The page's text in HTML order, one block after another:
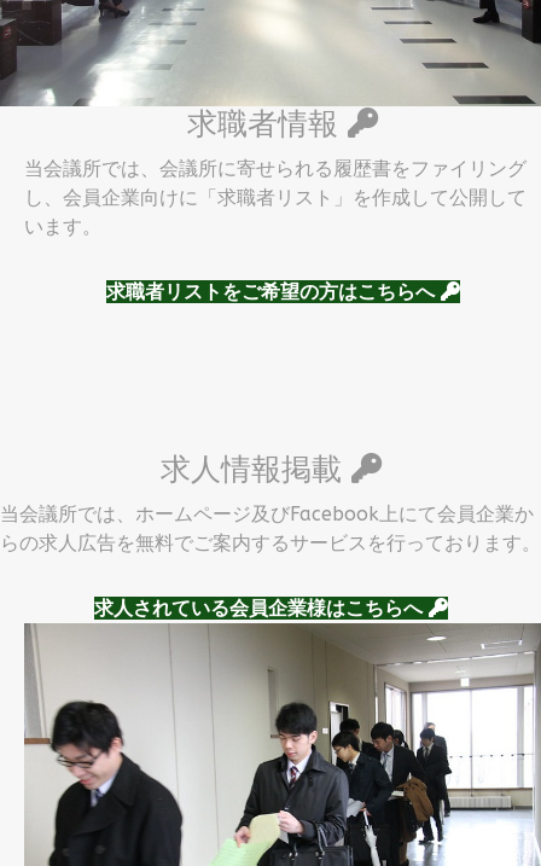
求職者情報
当会議所では、会議所に寄せられる履歴書をファイリング
し、会員企業向けに「求職者リスト」を作成して公開して
います。
求職者リストをご希望の方はこちらへ
求人情報掲載
当会議所では、ホームページ及びFacebook上にて会員企業か
らの求人広告を無料でご案内するサービスを行っております。
求人されている会員企業様はこちらへ